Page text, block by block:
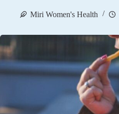
Miri Women's Health